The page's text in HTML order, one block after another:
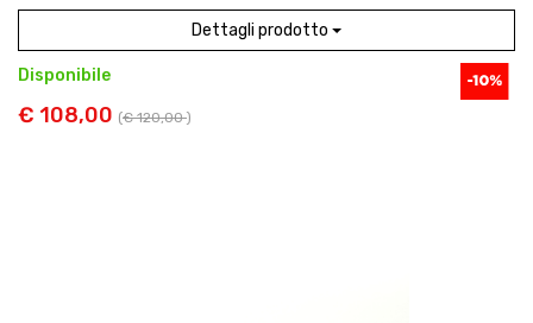
Dettagli prodotto
Disponibile
€ 108,00 (€ 120,00)